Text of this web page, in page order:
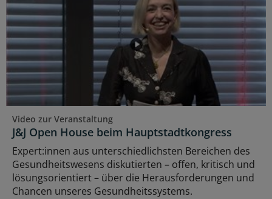
Video zur Veranstaltung
J&J Open House beim Hauptstadtkongress
Expert:innen aus unterschiedlichsten Bereichen des
Gesundheitswesens diskutierten – offen, kritisch und
lösungsorientiert – über die Herausforderungen und
Chancen unseres Gesundheitssystems.